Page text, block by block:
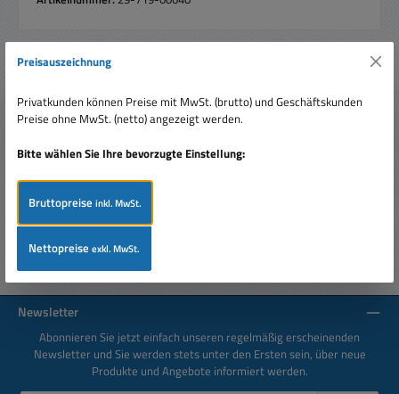
0,033uF 33nf 63V Kondensator MKS2 RM2,5 Dielektrikum
aus Polyethylenterephthalat (PET) Folie Belege
Bewertungen
Newsletter
Abonnieren Sie jetzt einfach unseren regelmäßig erscheinenden
Newsletter und Sie werden stets unter den Ersten sein, über neue
Produkte und Angebote informiert werden.
Preisauszeichnung
Privatkunden können Preise mit MwSt. (brutto) und Geschäftskunden
Preise ohne MwSt. (netto) angezeigt werden.
Bitte wählen Sie Ihre bevorzugte Einstellung:
Bruttopreiseinkl. MwSt.
Nettopreiseexkl. MwSt.